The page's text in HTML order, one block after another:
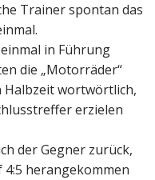
Trainer spontan das
in Führung
die „Motorräder“
Halbzeit wortwörtlich,
erzielen
der Gegner zurück,
4:5 herangekommen